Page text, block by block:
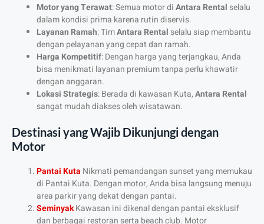
Motor yang Terawat: Semua motor diAntara Rental selalu
dalam kondisi prima karena rutin diservis.
Layanan Ramah: TimAntara Rental selalu siap membantu
dengan pelayanan yang cepat dan ramah.
Harga Kompetitif: Dengan harga yang terjangkau, Anda
bisa menikmati layanan premium tanpa perlu khawatir
dengan anggaran.
Lokasi Strategis: Berada di kawasan Kuta,Antara Rental
sangat mudah diakses oleh wisatawan.
Destinasi yang Wajib Dikunjungi dengan
Motor
Pantai Kuta Nikmati pemandangan sunset yang memukau
di Pantai Kuta. Dengan motor, Anda bisa langsung menuju
area parkir yang dekat dengan pantai.
SeminyakKawasan ini dikenal dengan pantai eksklusif
dan berbagai restoran serta beach club. Motor